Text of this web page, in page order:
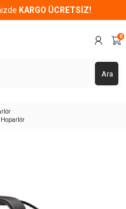
KARGO ÜCRETSİZ!
Ara
0